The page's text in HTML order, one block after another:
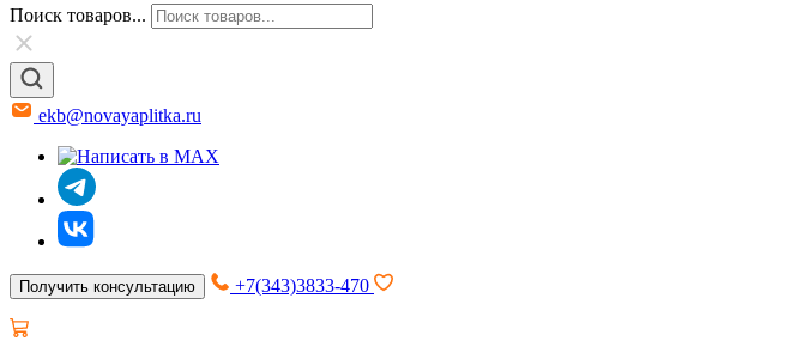
Поиск товаров...
ekb@novayaplitka.ru
Получить консультацию +7(343)3833-470